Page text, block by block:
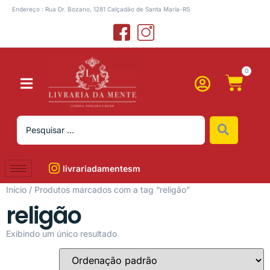
Endereço : Rua Dr. Bozano, 1281 Calçadão de Santa Maria-RS
0
livrariadamentesm
Início / Produtos marcados com a tag “religão”
religão
Exibindo um único resultado